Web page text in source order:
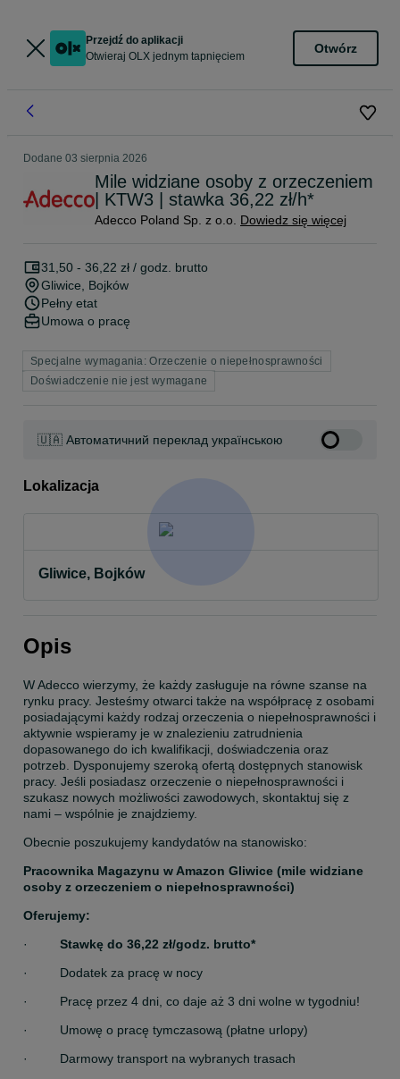
Przejdź do aplikacji
Otwieraj OLX jednym tapnięciem
Otwórz
Dodane 03 sierpnia 2026
Mile widziane osoby z orzeczeniem
| KTW3 | stawka 36,22 zł/h*
Adecco Poland Sp. z o.o. Dowiedz się więcej
31,50 - 36,22 zł / godz. brutto
Gliwice , Bojków
Pełny etat
Umowa o pracę
Specjalne wymagania: Orzeczenie o niepełnosprawności
Doświadczenie nie jest wymagane
🇺🇦 Автоматичний переклад українською
Lokalizacja
Gliwice, Bojków
Opis
W Adecco wierzymy, że każdy zasługuje na równe szanse na
rynku pracy. Jesteśmy otwarci także na współpracę z osobami
posiadającymi każdy rodzaj orzeczenia o niepełnosprawności i
aktywnie wspieramy je w znalezieniu zatrudnienia
dopasowanego do ich kwalifikacji, doświadczenia oraz
potrzeb. Dysponujemy szeroką ofertą dostępnych stanowisk
pracy. Jeśli posiadasz orzeczenie o niepełnosprawności i
szukasz nowych możliwości zawodowych, skontaktuj się z
nami – wspólnie je znajdziemy.
Obecnie poszukujemy kandydatów na stanowisko:
Pracownika Magazynu w Amazon Gliwice (mile widziane
osoby z orzeczeniem o niepełnosprawności)
Oferujemy:
· Stawkę do 36,22 zł/godz. brutto*
·         Dodatek za pracę w nocy
·         Pracę przez 4 dni, co daje aż 3 dni wolne w tygodniu!
·         Umowę o pracę tymczasową (płatne urlopy)
·         Darmowy transport na wybranych trasach